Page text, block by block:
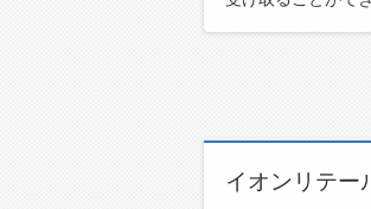
イオンリテ